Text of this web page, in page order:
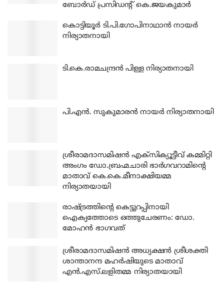
ബോര്‍ഡ് പ്രസിഡന്റ് കെ.ജയകുമാര്‍
കൊട്ടിയൂര്‍ ടി.പി.ഗോപിനാഥാന്‍ നായര്‍
നിര്യാതനായി
ടി.കെ.രാമചന്ദ്രന്‍ പിള്ള നിര്യാതനായി
പി.എന്‍. സുകുമാരന്‍ നായര്‍ നിര്യാതനായി
ശ്രീരാമദാസമിഷന്‍ എക്‌സിക്യൂട്ടീവ് കമ്മിറ്റി
അംഗം ഡോ.ബ്രഹ്മചാരി ഭാര്‍ഗവറാമിന്റെ
മാതാവ് കെ.കെ.മീനാക്ഷിയമ്മ
നിര്യാതയായി
രാഷ്ട്രത്തിന്റെ കെട്ടുറപ്പിനായി
ഐക്യത്തോടെ ഒത്തുചേരണം: ഡോ.
മോഹന്‍ ഭാഗവത്
ശ്രീരാമദാസമിഷന്‍ അധ്യക്ഷന്‍ ശ്രീശക്തി
ശാന്താനന്ദ മഹര്‍ഷിയുടെ മാതാവ്
എന്‍.എസ്.ലളിതമ്മ നിര്യാതയായി